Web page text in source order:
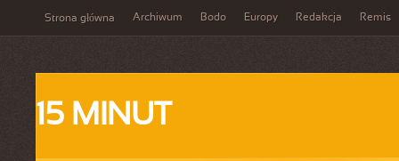
Strona główna Archiwum Bodo Europy Redakcja Remis
15 MINUT